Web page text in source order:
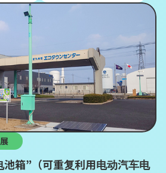
池箱”（可重复利用电动汽车电